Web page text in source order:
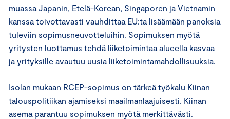
muassa Japanin, Etelä-Korean, Singaporen ja Vietnamin
kanssa toivottavasti vauhdittaa EU:ta lisäämään panoksia
tuleviin sopimusneuvotteluihin. Sopimuksen myötä
yritysten luottamus tehdä liiketoimintaa alueella kasvaa
ja yrityksille avautuu uusia liiketoimintamahdollisuuksia.
Isolan mukaan RCEP-sopimus on tärkeä työkalu Kiinan
talouspolitiikan ajamiseksi maailmanlaajuisesti. Kiinan
asema parantuu sopimuksen myötä merkittävästi.